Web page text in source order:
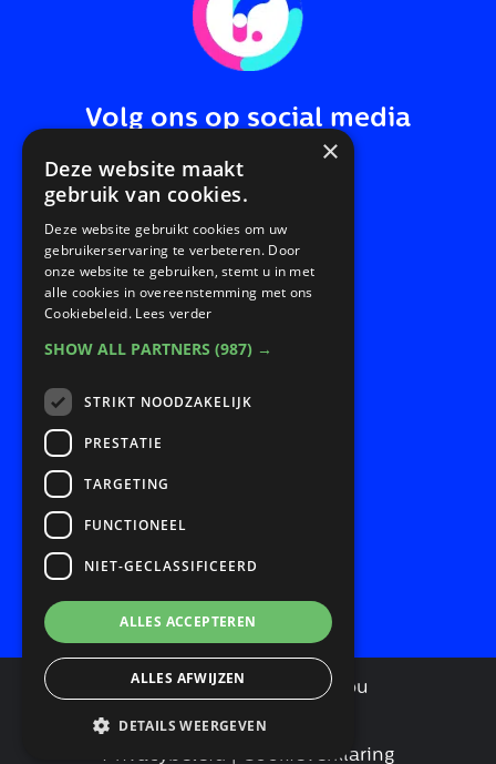
Volg ons op social media
Snel naar:
Home
Nieuws en agenda
©2026| Realisatie: Probu
Cookieverklaring
×
Deze website maakt
gebruik van cookies.
Deze website gebruikt cookies om uw
gebruikerservaring te verbeteren. Door
onze website te gebruiken, stemt u in met
alle cookies in overeenstemming met ons
Cookiebeleid. Lees verder
SHOW ALL PARTNERS (987) →
STRIKT NOODZAKELIJK
PRESTATIE
TARGETING
FUNCTIONEEL
NIET-GECLASSIFICEERD
ALLES ACCEPTEREN
ALLES AFWIJZEN
DETAILS WEERGEVEN